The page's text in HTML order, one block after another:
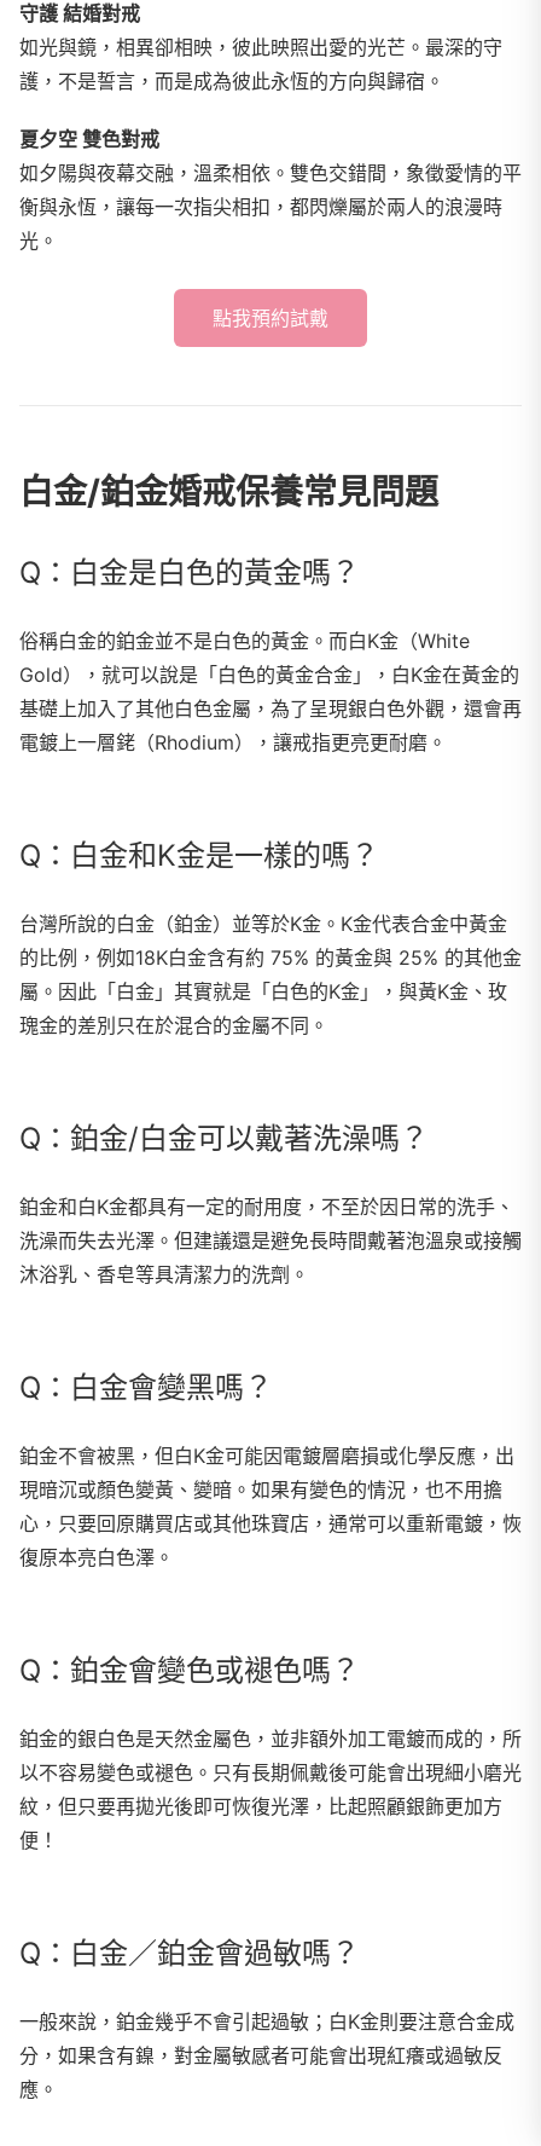
守護 結婚對戒
如光與鏡，相異卻相映，彼此映照出愛的光芒。最深的守
護，不是誓言，而是成為彼此永恆的方向與歸宿。
夏夕空 雙色對戒
如夕陽與夜幕交融，溫柔相依。雙色交錯間，象徵愛情的平
衡與永恆，讓每一次指尖相扣，都閃爍屬於兩人的浪漫時
光。
點我預約試戴
白金/鉑金婚戒保養常見問題
Q：白金是白色的黃金嗎？
俗稱白金的鉑金並不是白色的黃金 。而白K金（White
Gold），就可以說是「白色的黃金合金」，白K金在黃金的
基礎上加入了其他白色金屬，為了呈現銀白色外觀，還會再
電鍍上一層銠（Rhodium），讓戒指更亮更耐磨。
Q：白金和K金是一樣的嗎？
台灣所說的白金（鉑金）並等於K金。K金代表合金中黃金
的比例，例如18K白金含有約 75% 的黃金與 25% 的其他金
屬。因此「白金」其實就是「白色的K金」，與黃K金、玫
瑰金的差別只在於混合的金屬不同。
Q：鉑金/白金可以戴著洗澡嗎？
鉑金和白K金都具有一定的耐用度，不至於因日常的洗手、
洗澡而失去光澤。但建議還是避免長時間戴著泡溫泉或接觸
沐浴乳、香皂等具清潔力的洗劑。
Q：白金會變黑嗎？
鉑金不會被黑，但白K金可能因電鍍層磨損或化學反應，出
現暗沉或顏色變黃、變暗。如果有變色的情況，也不用擔
心，只要回原購買店或其他珠寶店，通常可以重新電鍍，恢
復原本亮白色澤。
Q：鉑金會變色或褪色嗎？
鉑金的銀白色是天然金屬色，並非額外加工電鍍而成的，所
以不容易變色或褪色 。只有長期佩戴後可能會出現細小磨光
紋，但只要再拋光後即可恢復光澤，比起照顧銀飾更加方
便！
Q：白金／鉑金會過敏嗎？
一般來說，鉑金幾乎不會引起過敏；白K金則要注意合金成
分，如果含有鎳，對金屬敏感者可能會出現紅癢或過敏反
應。